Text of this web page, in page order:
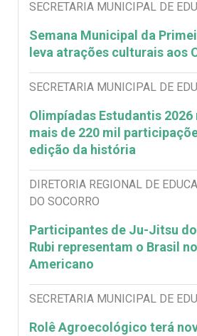
SECRETARIA MUNICIPAL DE
Semana Municipal da
leva atrações culturais aos
SECRETARIA MUNICIPAL DE
Olimpíadas Estudantis 2026
mais de 220 mil
edição da história
DIRETORIA REGIONAL DE
DO SOCORRO
Participantes de Ju-Jitsu do
Rubi representam o Brasil
Americano
SECRETARIA MUNICIPAL DE
Rolê Agroecológico terá